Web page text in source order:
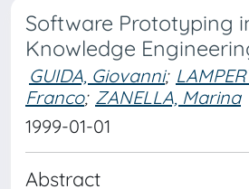
Software Prototyping
Knowledge
GUIDA, Giovanni;
Franco; ZANELLA, Marina
1999-01-01
Abstract